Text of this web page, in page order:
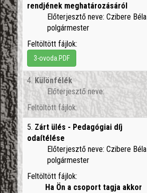
rendjének meghatározásáról
Előterjesztő neve: Czibere Béla
polgármester
Feltöltött fájlok:
3-ovoda.PDF
4. Különfélék
Előterjesztő neve:
Feltöltött fájlok:
5. Zárt ülés - Pedagógiai díj
odaítélése
Előterjesztő neve: Czibere Béla
polgármester
Feltöltött fájlok:
Ha Ön a csoport tagja akkor